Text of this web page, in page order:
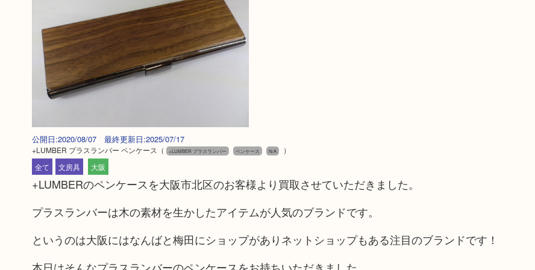
公開日:2020/08/07 最終更新日:2025/07/17
+LUMBER プラスランバー ペンケース （ +LUMBER プラスランバー ペンケース N/A
）
全て
文房具 大阪
+LUMBERのペンケースを大阪市北区のお客様より買取させていただきました。
プラスランバーは木の素材を生かしたアイテムが人気のブランドです。
というのは大阪にはなんばと梅田にショップがありネットショップもある注目のブランドです！